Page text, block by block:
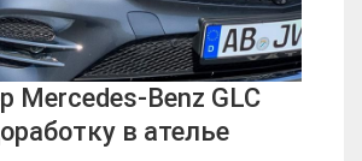
Mercedes-Benz GLC
в ателье